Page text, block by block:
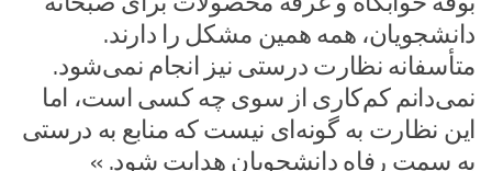
دانشجویان، همه همین مشکل را دارند.
متأسفانه نظارت درستی نیز انجام نمی‌شود.
نمی‌دانم کم‌کاری از سوی چه کسی است، اما
این نظارت به گونه‌ای نیست که منابع به درستی
به سمت رفاه دانشجویان هدایت شود. »